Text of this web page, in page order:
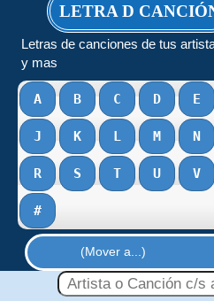
LETRA D
Letras de canciones de tus
y mas
A B C D E
J K L M N
R S T U V
#